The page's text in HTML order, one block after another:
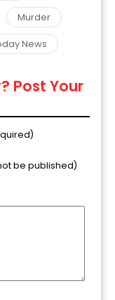
Murder
News
Post Your
be published)